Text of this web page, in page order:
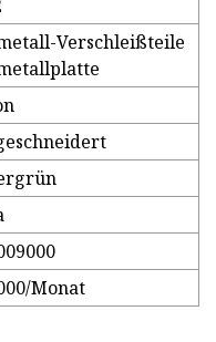
Verschleißteile
Monat